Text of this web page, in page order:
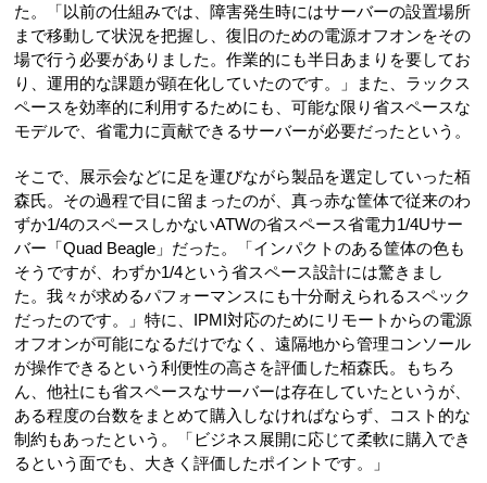
た。「以前の仕組みでは、障害発生時にはサーバーの設置場所
まで移動して状況を把握し、復旧のための電源オフオンをその
場で行う必要がありました。作業的にも半日あまりを要してお
り、運用的な課題が顕在化していたのです。」また、ラックス
ペースを効率的に利用するためにも、可能な限り省スペースな
モデルで、省電力に貢献できるサーバーが必要だったという。
そこで、展示会などに足を運びながら製品を選定していった栢
森氏。その過程で目に留まったのが、真っ赤な筐体で従来のわ
ずか1/4のスペースしかないATWの省スペース省電力1/4Uサー
バー「Quad Beagle」だった。「インパクトのある筐体の色も
そうですが、わずか1/4という省スペース設計には驚きまし
た。我々が求めるパフォーマンスにも十分耐えられるスペック
だったのです。」特に、IPMI対応のためにリモートからの電源
オフオンが可能になるだけでなく、遠隔地から管理コンソール
が操作できるという利便性の高さを評価した栢森氏。もちろ
ん、他社にも省スペースなサーバーは存在していたというが、
ある程度の台数をまとめて購入しなければならず、コスト的な
制約もあったという。「ビジネス展開に応じて柔軟に購入でき
るという面でも、大きく評価したポイントです。」